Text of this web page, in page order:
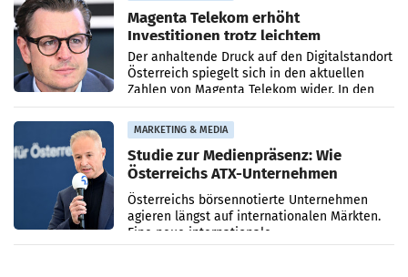
Magenta Telekom erhöht
Investitionen trotz leichtem
Umsatzrückgang
Der anhaltende Druck auf den Digitalstandort
Österreich spiegelt sich in den aktuellen
Zahlen von Magenta Telekom wider. In den
ersten sechs Monaten des laufenden Jahres
verzeichnete
MARKETING & MEDIA
Studie zur Medienpräsenz: Wie
Österreichs ATX-Unternehmen
international wahrgenommen
werden
Österreichs börsennotierte Unternehmen
agieren längst auf internationalen Märkten.
Eine neue internationale
Medienresonanzanalyse untersucht die